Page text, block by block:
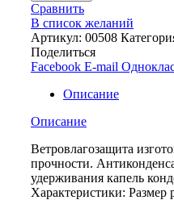
Сравнить
В список желаний
Артикул: 00508
Поделиться
Facebook E-mail
Описание
Описание
Ветровлагозащита
прочности.
удерживания капель
Характеристики: